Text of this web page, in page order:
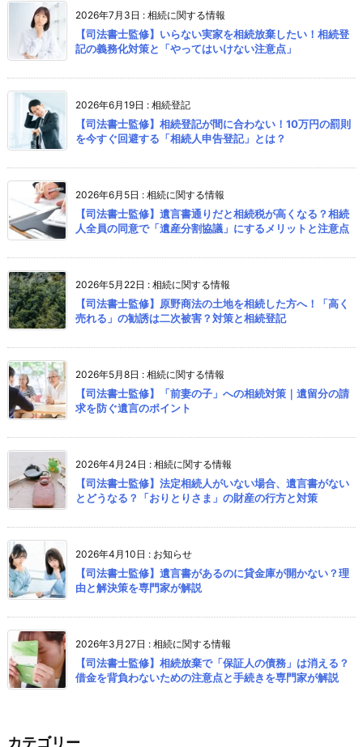
2026年7月3日 : 相続に関する情報
【司法書士監修】いらない実家を相続放棄したい！相続登
記の義務化対策と「やってはいけない注意点」
2026年6月19日 : 相続登記
【司法書士監修】相続登記が間に合わない！10万円の罰則
を今すぐ回避する「相続人申告登記」とは？
2026年6月5日 : 相続に関する情報
【司法書士監修】遺言書通りだと相続税が高くなる？相続
人全員の同意で「遺産分割協議」にするメリットと注意点
2026年5月22日 : 相続に関する情報
【司法書士監修】原野商法の土地を相続した方へ！「高く
売れる」の勧誘は二次被害？対策と相続登記
2026年5月8日 : 相続に関する情報
【司法書士監修】「前妻の子」への相続対策｜遺留分の請
求を防ぐ遺言のポイント
2026年4月24日 : 相続に関する情報
【司法書士監修】法定相続人がいない場合、遺言書がない
とどうなる？「おりとりさま」の財産の行方と対策
2026年4月10日 : お知らせ
【司法書士監修】遺言書があるのに貸金庫が開かない？理
由と解決策を専門家が解説
2026年3月27日 : 相続に関する情報
【司法書士監修】相続放棄で「保証人の債務」は消える？
借金を背負わないための注意点と手続きを専門家が解説
カテゴリー